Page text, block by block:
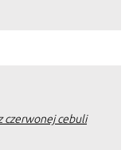
czerwonej cebuli